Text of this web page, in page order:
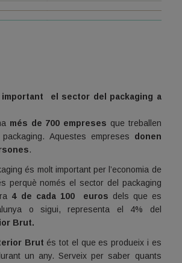
important el sector del packaging a
més de 700 empreses que treballen
Aquestes empreses donen
.
és molt important per l’economia de
perquè només el sector del packaging
4 de cada 100 euros dels que es
o sigui, representa el 4% del
Brut.
Brut és tot el que es produeix i es
un any. Serveix per saber quants